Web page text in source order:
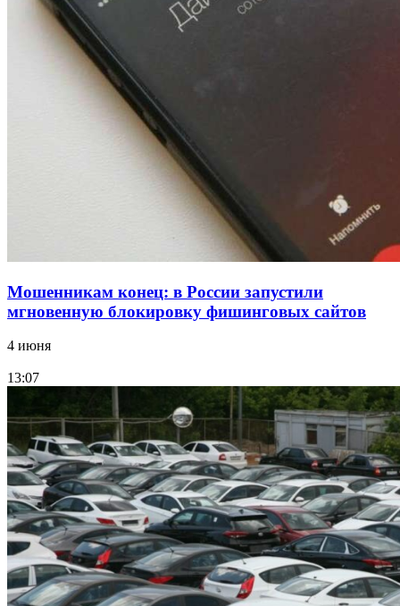
Сладкий праздник в Волгограде: в Центральном
парке прошёл фестиваль „Арбузный переполох“
Волгоградские компании нарастили экспорт:
заключены контракты на 3,6 млн долларов
Мошенникам конец: в России запустили
мгновенную блокировку фишинговых сайтов
4 июня
13:07